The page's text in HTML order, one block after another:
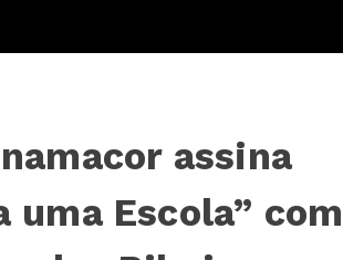
assina
Escola” com